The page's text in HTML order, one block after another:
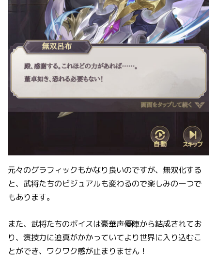
元々のグラフィックもかなり良いのですが、無双化する
と、武将たちのビジュアルも変わるので楽しみの一つで
もあります。
また、武将たちのボイスは豪華声優陣から結成されてお
り、演技力に迫真がかかっていてより世界に入り込むこ
とができ、ワクワク感が止まりません！